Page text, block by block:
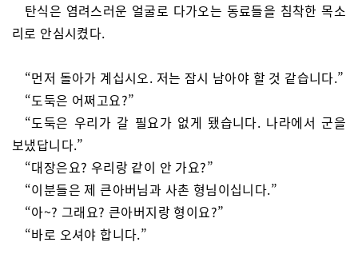
탄식은 염려스러운 얼굴로 다가오는 동료들을 침착한 목소
리로 안심시켰다.
“먼저 돌아가 계십시오. 저는 잠시 남아야 할 것 같습니다.”
“도둑은 어쩌고요?”
“도둑은 우리가 갈 필요가 없게 됐습니다. 나라에서 군을
보냈답니다.”
“대장은요? 우리랑 같이 안 가요?”
“이분들은 제 큰아버님과 사촌 형님이십니다.”
“아~? 그래요? 큰아버지랑 형이요?”
“바로 오셔야 합니다.”